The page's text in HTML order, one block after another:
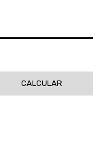
CALCULAR